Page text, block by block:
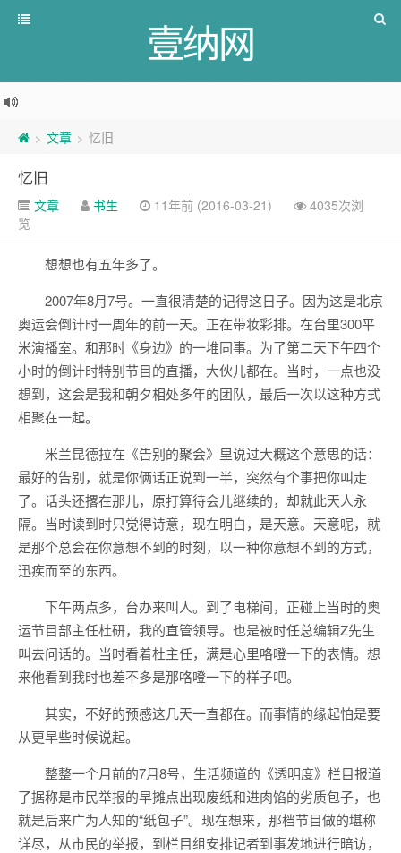
壹纳网
> 文章 > 忆旧
忆旧
文章 书生 11年前 (2016-03-21)
4035次浏
览
想想也有五年多了。
2007年8月7号。一直很清楚的记得这日子。因为这是北京
奥运会倒计时一周年的前一天。正在带妆彩排。在台里300平
米演播室。和那时《身边》的一堆同事。为了第二天下午四个
小时的倒计时特别节目的直播，大伙儿都在。当时，一点也没
想到，这会是我和朝夕相处多年的团队，最后一次以这种方式
相聚在一起。
米兰昆德拉在《告别的聚会》里说过大概这个意思的话：
最好的告别，就是你俩话正说到一半，突然有个事把你叫走
了。话头还撂在那儿，原打算待会儿继续的，却就此天人永
隔。当时读到时只觉得诗意，现在明白，是天意。天意呢，就
是那个总会在你意想不到的时刻，以一种你意想不到的方式，
迅疾而至的东西。
下午两点多，台办来叫人。到了电梯间，正碰上当时的奥
运节目部主任杜研，我的直管领导。也是被时任总编辑Z先生
叫去问话的。当时看着杜主任，满是心里咯噔一下的表情。想
来他看到我时也差不多是那咯噔一下的样子吧。
其实，不好的预感这几天一直都在。而事情的缘起怕是要
从更早些时候说起。
整整一个月前的7月8号，生活频道的《透明度》栏目报道
了据称是市民举报的早摊点出现废纸和进肉馅的劣质包子，也
就是后来广为人知的“纸包子”。现在想来，那档节目做的堪称
详尽，从市民的举报，到栏目组安排记者到事发地进行暗访，